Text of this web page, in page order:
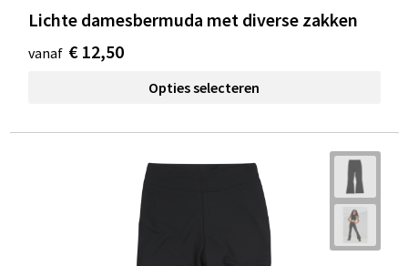
Lichte damesbermuda met diverse zakken
vanaf € 12,50
Opties selecteren